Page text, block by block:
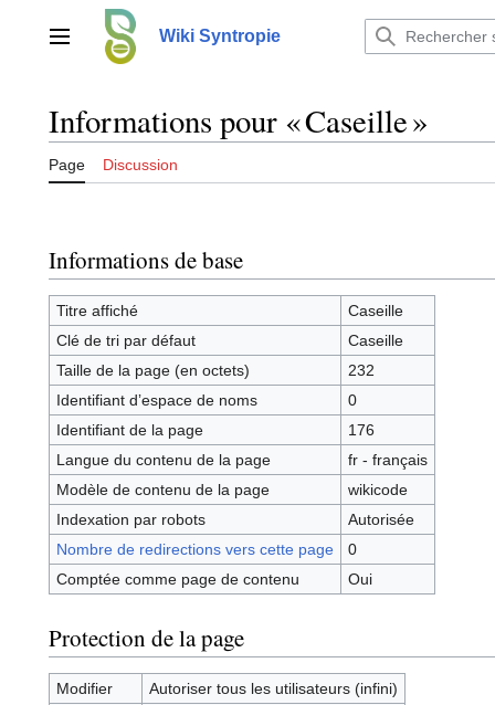
contenuMenu principalWiki Syntropie
Informations pour « Caseille »
Page Discussion
Informations de base
Titre affiché
Caseille
Clé de tri par défaut
Caseille
Taille de la page (en octets)
232
Identifiant dʼespace de noms
0
Identifiant de la page
176
Langue du contenu de la page
fr - français
Modèle de contenu de la page
wikicode
Indexation par robots
Autorisée
Nombre de redirections vers cette page
0
Comptée comme page de contenu
Oui
Protection de la page
Modifier
Autoriser tous les utilisateurs (infini)